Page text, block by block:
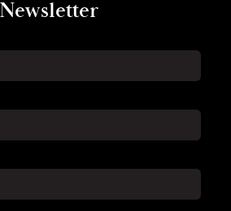
Newsletter